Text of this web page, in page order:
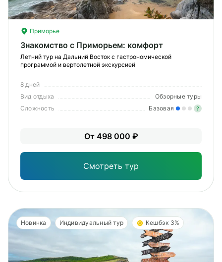
Приморье
Знакомство с Приморьем: комфорт
Летний тур на Дальний Восток с гастрономической
программой и вертолетной экскурсией
8 дней
Вид отдыха
Обзорные туры
Сложность
Базовая ?
От 498 000 ₽
Смотреть тур
Новинка Индивидуальный тур Кешбэк 3%